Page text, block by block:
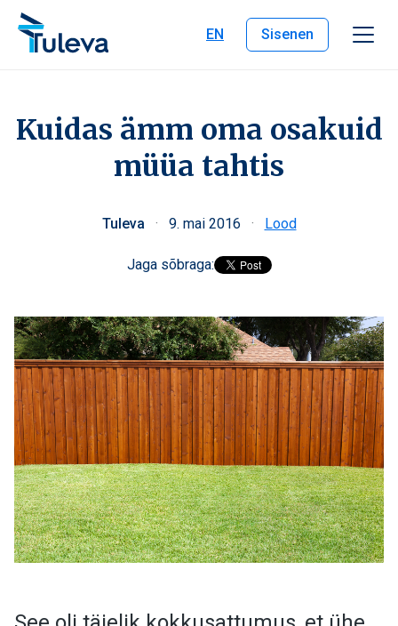
Liigu edasi sisu juurde
EN
Sisenen
Kuidas ämm oma osakuid
müüa tahtis
Tuleva · 9. mai 2016 · Lood
Jaga sõbraga: